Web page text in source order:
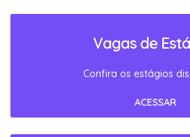
Vagas de
Confira os estágios
ACESSAR